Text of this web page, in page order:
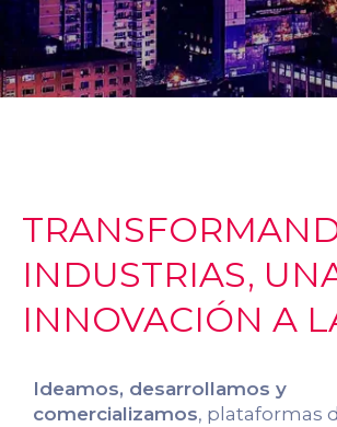
INDUSTRIAS,
INNOVACIÓN A
Ideamos, desarrollamos y
comercializamos, plataformas